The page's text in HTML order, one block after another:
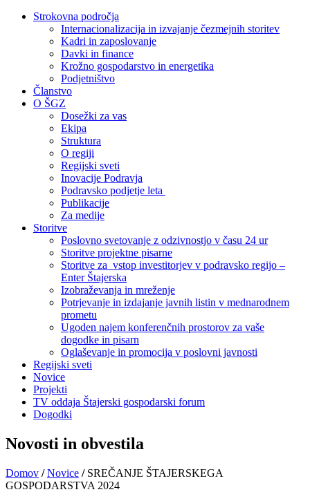
Strokovna področja
Internacionalizacija in izvajanje čezmejnih storitev
Kadri in zaposlovanje
Davki in finance
Krožno gospodarstvo in energetika
Podjetništvo
Članstvo
O ŠGZ
Dosežki za vas
Ekipa
Struktura
O regiji
Regijski sveti
Inovacije Podravja
Podravsko podjetje leta
Publikacije
Za medije
Storitve
Poslovno svetovanje z odzivnostjo v času 24 ur
Storitve projektne pisarne
Storitve za vstop investitorjev v podravsko regijo –
Enter Štajerska
Izobraževanja in mreženje
Potrjevanje in izdajanje javnih listin v mednarodnem
prometu
Ugoden najem konferenčnih prostorov za vaše
dogodke in pisarn
Oglaševanje in promocija v poslovni javnosti
Regijski sveti
Novice
Projekti
TV oddaja Štajerski gospodarski forum
Dogodki
Novosti in obvestila
Domov / Novice / SREČANJE ŠTAJERSKEGA
GOSPODARSTVA 2024